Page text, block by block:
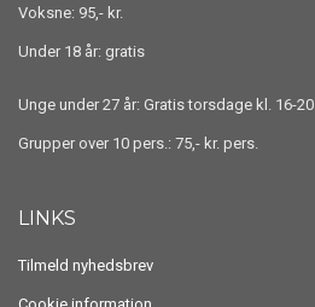
Voksne: 95,- kr.
Under 18 år: gratis
Unge under 27 år: Gratis torsdage kl. 16-20
Grupper over 10 pers.: 75,- kr. pers.
LINKS
Tilmeld nyhedsbrev